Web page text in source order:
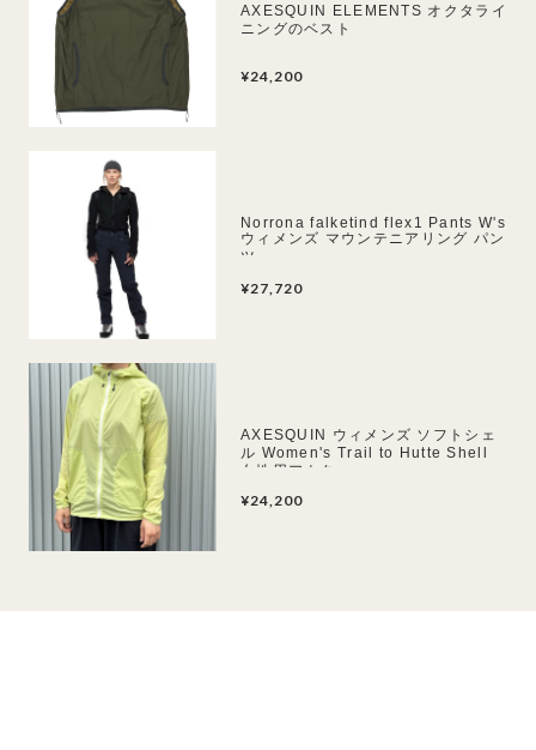
AXESQUIN ELEMENTS オクタライ
ニングのベスト
¥24,200
Norrona falketind flex1 Pants W's
ウィメンズ マウンテニアリング パン
ツ
¥27,720
AXESQUIN ウィメンズ ソフトシェ
ル Women's Trail to Hutte Shell
女性用アウター
¥24,200